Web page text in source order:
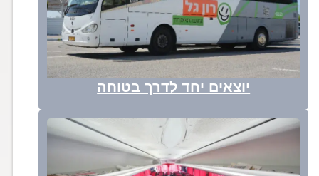
יוצאים יחד לדרך בטוחה